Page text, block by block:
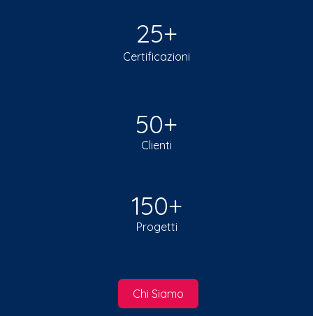
25+
Certificazioni
50+
Clienti
150+
Progetti
Chi Siamo